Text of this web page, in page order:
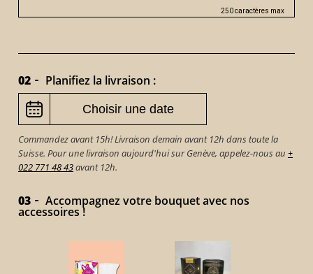
250 caractères max
02 Planifiez la livraison :
Commandez avant 15h! Livraison demain avant 12h dans toute la
Suisse. Pour une livraison aujourd'hui sur Genève, appelez-nous au +
022 771 48 43avant 12h.
03 Accompagnez votre bouquet avec nos
accessoires !